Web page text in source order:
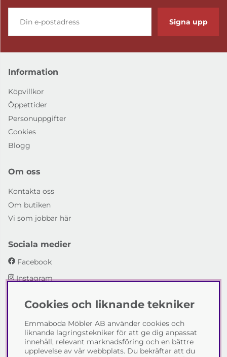
Signa upp
Information
Köpvillkor
Öppettider
Personuppgifter
Cookies
Blogg
Om oss
Kontakta oss
Om butiken
Vi som jobbar här
Sociala medier
Facebook
Instagram
Emmaboda Möbler AB
I fyra generationer har vi hjälpt människor att möblera
sina hem och uppfylla sina inredningsdrömmar med
möbeldesign av högsta kvalitet. Vi vill hjälpa just dig att
Cookies och liknande tekniker
Emmaboda Möbler AB använder cookies och
liknande lagringstekniker för att ge dig anpassat
innehåll, relevant marknadsföring och en bättre
upplevelse av vår webbplats. Du bekräftar att du